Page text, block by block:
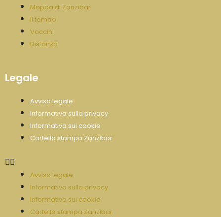
Mappa di Zanzibar
Il tempo
Vaccini
Distanza
Legale
Avviso legale
Informativa sulla privacy
Informativa sui cookie
Cartella stampa Zanzibar
Avviso legale
Informativa sulla privacy
Informativa sui cookie
Cartella stampa Zanzibar